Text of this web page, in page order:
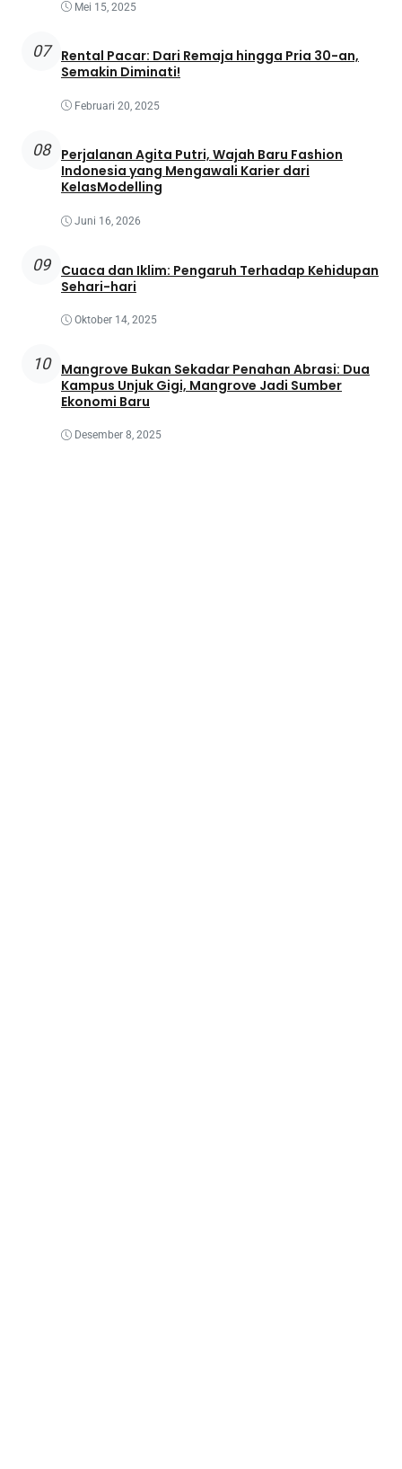
Mei 15, 2025
07
Rental Pacar: Dari Remaja hingga Pria 30-an,
Semakin Diminati!
Februari 20, 2025
08
Perjalanan Agita Putri, Wajah Baru Fashion
Indonesia yang Mengawali Karier dari
KelasModelling
Juni 16, 2026
09
Cuaca dan Iklim: Pengaruh Terhadap Kehidupan
Sehari-hari
Oktober 14, 2025
10
Mangrove Bukan Sekadar Penahan Abrasi: Dua
Kampus Unjuk Gigi, Mangrove Jadi Sumber
Ekonomi Baru
Desember 8, 2025